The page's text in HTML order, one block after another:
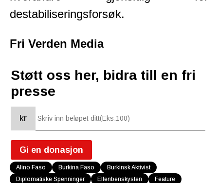
destabiliseringsforsøk.
Fri Verden Media
Støtt oss her, bidra till en fri
presse
kr
Gi en donasjon
Alino Faso Burkina Faso
Burkinsk Aktivist
Diplomatiske Spenninger
Elfenbenskysten
Feature